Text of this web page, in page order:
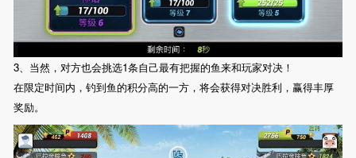
3、当然，对方也会挑选1条自己最有把握的鱼来和玩家对决！
在限定时间内，钓到鱼的积分高的一方，将会获得对决胜利，赢得丰厚
奖励。